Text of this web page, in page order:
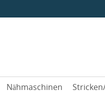
Nähmaschinen